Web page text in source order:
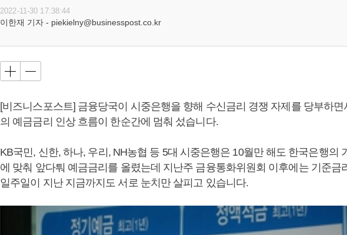
2022-11-30 17:38:44
이한재 기자 - piekielny@businesspost.co.kr
[비즈니스포스트] 금융당국이 시중은행을 향해 수신금리 경쟁 자제를 당부하면
의 예금금리 인상 흐름이 한순간에 멈춰 섰습니다.
KB국민, 신한, 하나, 우리, NH농협 등 5대 시중은행은 10월만 해도 한국은행의
에 맞춰 앞다퉈 예금금리를 올렸는데 지난주 금융통화위원회 이후에는 기준금
일주일이 지난 지금까지도 서로 눈치만 살피고 있습니다.